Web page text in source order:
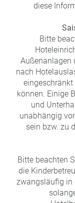
diese
Bitte
Außenanlagen
nach
können. Einige
und
unabhängig
sein bzw. zu
Bitte beachten
die
zwangsläufig in